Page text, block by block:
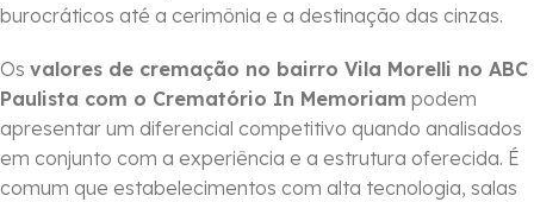
burocráticos até a cerimônia e a destinação das cinzas.
Os valores de cremação no bairro Vila Morelli no ABC
Paulista com o Crematório In Memoriam podem
apresentar um diferencial competitivo quando analisados
em conjunto com a experiência e a estrutura oferecida. É
comum que estabelecimentos com alta tecnologia, salas